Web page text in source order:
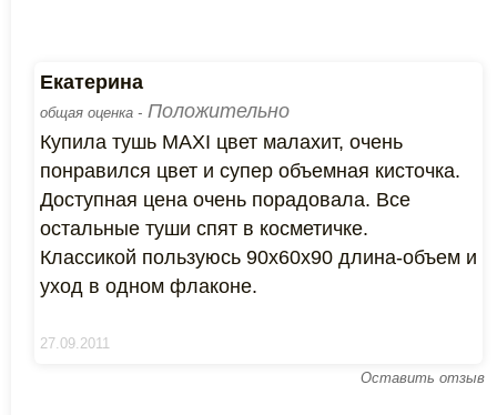
Екатерина
общая оценка - Положительно
Купила тушь MAXI цвет малахит, очень
понравился цвет и супер объемная кисточка.
Доступная цена очень порадовала. Все
остальные туши спят в косметичке.
Классикой пользуюсь 90х60х90 длина-объем и
уход в одном флаконе.
27.09.2011
Оставить отзыв